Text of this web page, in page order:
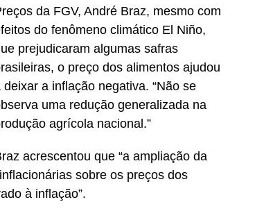
da FGV, André Braz, mesmo com
do fenômeno climático El Niño,
prejudicaram algumas safras
o preço dos alimentos ajudou
deixar a inflação negativa. “Não se
uma redução generalizada na
agrícola nacional.”
acrescentou que “a ampliação da
sobre os preços dos
à inflação”.